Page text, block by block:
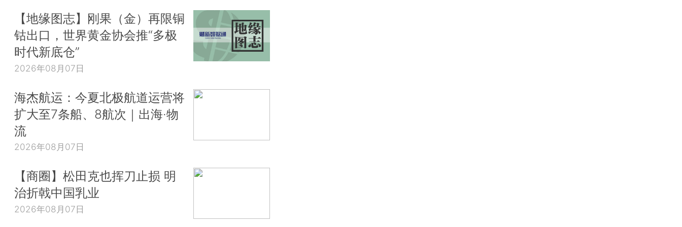
【地缘图志】刚果（金）再限铜
钴出口，世界黄金协会推“多极
时代新底仓”
2026年08月07日
海杰航运：今夏北极航道运营将
扩大至7条船、8航次｜出海·物
流
2026年08月07日
【商圈】松田克也挥刀止损 明
治折戟中国乳业
2026年08月07日